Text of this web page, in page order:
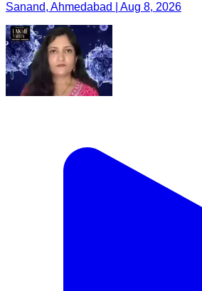
Sanand, Ahmedabad | Aug 8, 2026